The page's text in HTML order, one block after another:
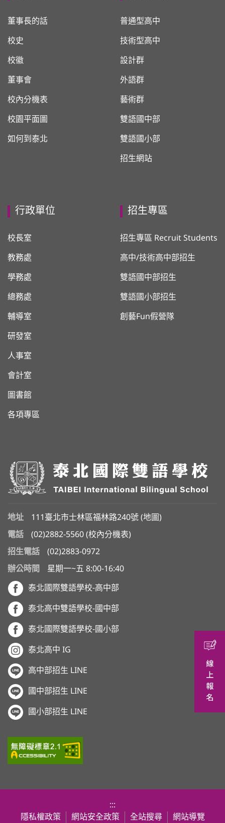
董事長的話
校史
校徽
董事會
校內分機表
校園平面圖
如何到泰北
普通型高中
技術型高中
設計群
外語群
藝術群
雙語國中部
雙語國小部
招生網站
行政單位
校長室
教務處
學務處
總務處
輔導室
研發室
人事室
會計室
圖書館
各項專區
招生專區
招生專區 Recruit Students
高中/技術高中部招生
雙語國中部招生
雙語國小部招生
創藝Fun假營隊
地址 111臺北市士林區福林路240號 (地圖 )
電話
(02)2882-5560 (校內分機表)
招生電話
(02)2883-0972
辦公時間
星期一~五 8:00-16:40
泰北國際雙語學校-高中部
泰北高中雙語學校-國中部
泰北國際雙語學校-國小部
泰北高中 IG
高中部招生 LINE
國中部招生 LINE
國小部招生 LINE
:::
隱私權政策
網站安全政策 全站搜尋 網站導覽